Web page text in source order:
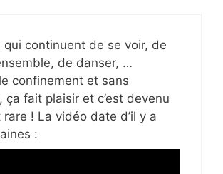
qui continuent de se voir, de
de danser, …
confinement et sans
ça fait plaisir et c’est devenu
! La vidéo date d’il y a
: